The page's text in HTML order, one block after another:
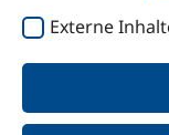
Externe